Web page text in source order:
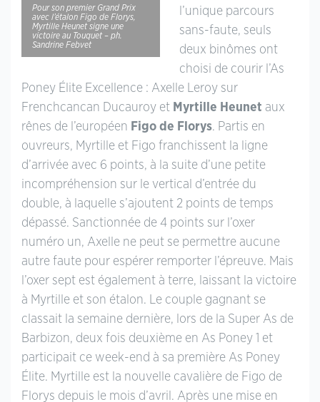
Pour son premier Grand Prix
avec l’étalon Figo de Florys,
Myrtille Heunet signe une
victoire au Touquet – ph.
Sandrine Febvet
l’unique parcours
sans-faute, seuls
deux binômes ont
choisi de courir l’As
Poney Élite Excellence : Axelle Leroy sur
Frenchcancan Ducauroy et Myrtille Heunet aux
rênes de l’européen Figo de Florys. Partis en
ouvreurs, Myrtille et Figo franchissent la ligne
d’arrivée avec 6 points, à la suite d’une petite
incompréhension sur le vertical d’entrée du
double, à laquelle s’ajoutent 2 points de temps
dépassé. Sanctionnée de 4 points sur l’oxer
numéro un, Axelle ne peut se permettre aucune
autre faute pour espérer remporter l’épreuve. Mais
l’oxer sept est également à terre, laissant la victoire
à Myrtille et son étalon. Le couple gagnant se
classait la semaine dernière, lors de la Super As de
Barbizon, deux fois deuxième en As Poney 1 et
participait ce week-end à sa première As Poney
Élite. Myrtille est la nouvelle cavalière de Figo de
Florys depuis le mois d’avril. Après une mise en